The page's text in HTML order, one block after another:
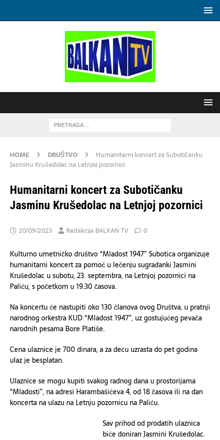
HOME DRUŠTVO
Humanitarni koncert za Subotičanku
Jasminu Krušedolac na Letnjoj pozornici
Humanitarni koncert za Subotičanku
Jasminu Krušedolac na Letnjoj pozornici
20/09/2023 Redakcija BALKAN TV 0
Kulturno umetničko društvo “Mladost 1947” Subotica organizuje
humanitarni koncert za pomoć u lečenju sugrađanki Jasmini
Krušedolac u subotu, 23. septembra, na Letnjoj pozornici na
Paliću, s početkom u 19.30 časova.
Na koncertu će nastupiti oko 130 članova ovog Društva, u pratnji
narodnog orkestra KUD “Mladost 1947”, uz gostujućeg pevača
narodnih pesama Bore Platiše.
Cena ulaznice je 700 dinara, a za decu uzrasta do pet godina
ulaz je besplatan.
Ulaznice se mogu kupiti svakog radnog dana u prostorijama
“Mladosti”, na adresi Harambašićeva 4, od 18 časova ili na dan
koncerta na ulazu na Letnju pozornicu na Paliću.
Sav prihod od prodatih ulaznica
biće doniran Jasmini Krušedolac.